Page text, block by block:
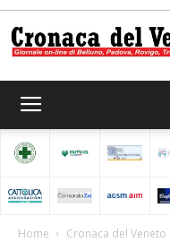
Home Cronaca del Veneto